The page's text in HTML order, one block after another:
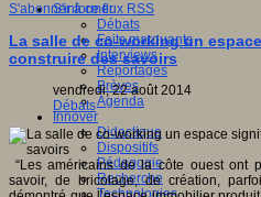
S'informer
Débats
Faits marquants
Interviews
Reportages
Brèves
Agenda
Innover
Didactique
Dispositifs
Pédagogie
Recherche
Technologies
S'abonner à ce flux RSS
La salle de co-working un
construire des savoirs
vendredi, 22 août 2014
Débats
“Les américains de la côte ouest ont
savoir, de bricolage, de création,